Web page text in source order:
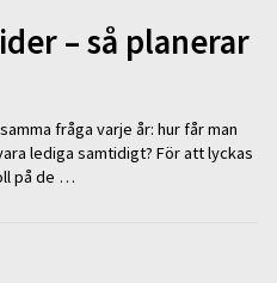
– så planerar
fråga varje år: hur får man
lediga samtidigt? För att lyckas
på de …